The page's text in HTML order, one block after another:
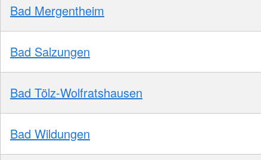
Bad Mergentheim
Bad Salzungen
Bad Tölz-Wolfratshausen
Bad Wildungen